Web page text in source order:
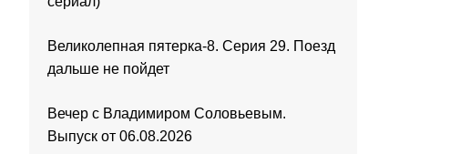
Великолепная пятерка-8. Серия 29. Поезд
дальше не пойдет
Вечер с Владимиром Соловьевым.
Выпуск от 06.08.2026